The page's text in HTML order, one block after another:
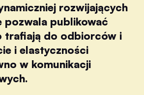
rozwijających
pozwala publikować
trafiają do odbiorców i
i elastyczności
w komunikacji